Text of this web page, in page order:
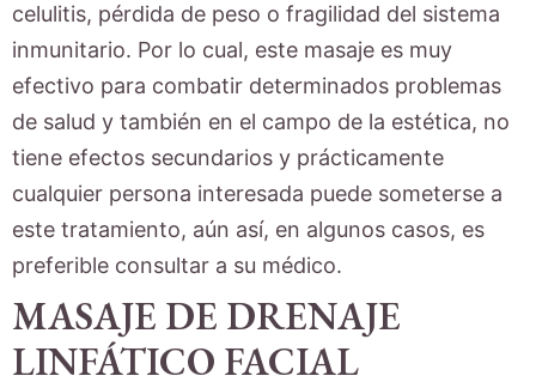
celulitis, pérdida de peso o fragilidad del sistema
inmunitario. Por lo cual, este masaje es muy
efectivo para combatir determinados problemas
de salud y también en el campo de la estética, no
tiene efectos secundarios y prácticamente
cualquier persona interesada puede someterse a
este tratamiento, aún así, en algunos casos, es
preferible consultar a su médico.
MASAJE DE DRENAJE
LINFÁTICO FACIAL